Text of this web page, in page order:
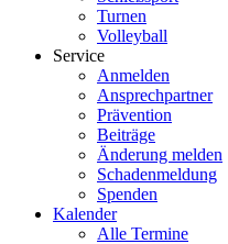
Turnen
Volleyball
Service
Anmelden
Ansprechpartner
Prävention
Beiträge
Änderung melden
Schadenmeldung
Spenden
Kalender
Alle Termine